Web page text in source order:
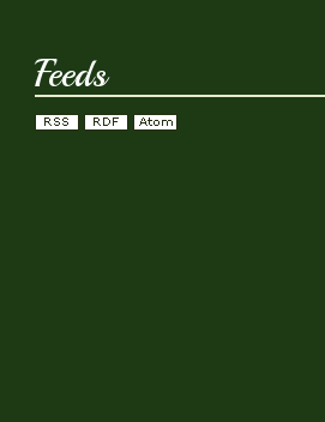
Feeds